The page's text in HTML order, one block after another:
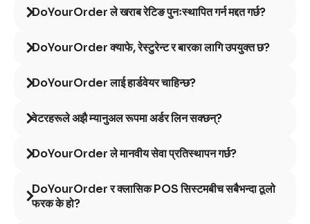
DoYourOrder ले खराब रेटिङ पुनःस्थापित गर्न मद्दत गर्छ?
DoYourOrder क्याफे, रेस्टुरेन्ट र बारका लागि उपयुक्त छ?
DoYourOrder लाई हार्डवेयर चाहिन्छ?
वेटरहरूले अझै म्यानुअल रूपमा अर्डर लिन सक्छन्?
DoYourOrder ले मानवीय सेवा प्रतिस्थापन गर्छ?
DoYourOrder र क्लासिक POS सिस्टमबीच सबैभन्दा ठूलो
फरक के हो?